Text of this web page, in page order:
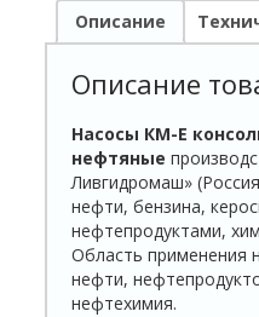
Описание
Описание
Насосы КМ-Е
нефтяные
Ливгидромаш»
нефти, бензина,
нефтепродуктами,
Область применения
нефти,
нефтехимия.